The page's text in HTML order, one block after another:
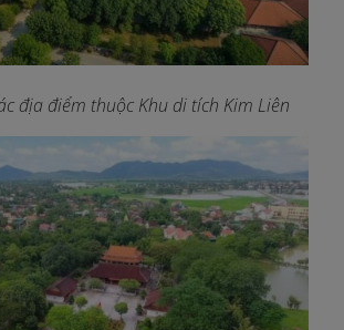
địa điểm thuộc Khu di tích Kim Liên